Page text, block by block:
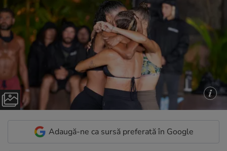
Adaugă-ne ca sursă preferată în Google